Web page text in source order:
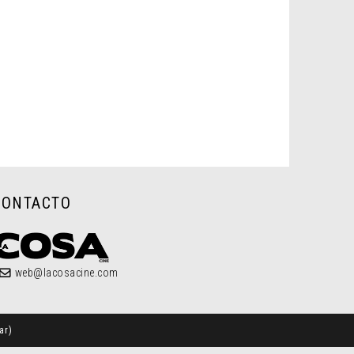
web@lacosacine.com
)